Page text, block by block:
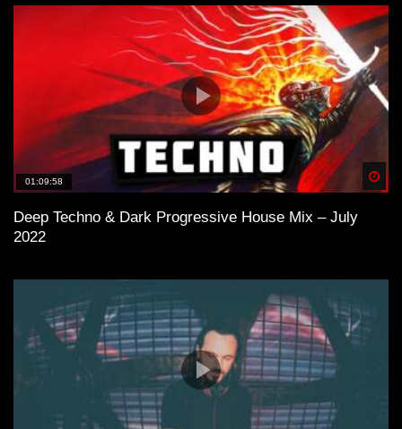
01:09:58
Deep Techno & Dark Progressive House Mix – July
2022